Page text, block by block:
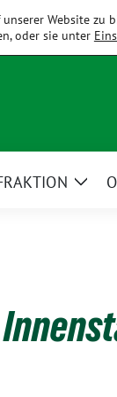
Website zu
oder sie unter